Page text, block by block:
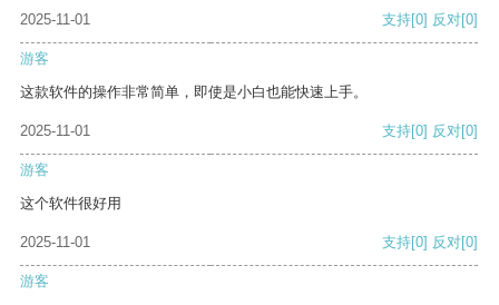
2025-11-01
支持[0] 反对[0]
游客
这款软件的操作非常简单，即使是小白也能快速上手。
2025-11-01 支持[0] 反对[0]
游客
这个软件很好用
2025-11-01 支持[0] 反对[0]
游客